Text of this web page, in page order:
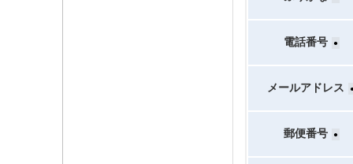
電話番号 ●
メールアドレス
郵便番号 ●